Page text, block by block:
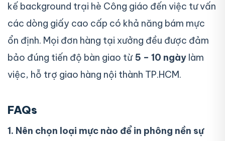
kế background trại hè Công giáo đến việc tư vấn
các dòng giấy cao cấp có khả năng bám mực
ổn định. Mọi đơn hàng tại xưởng đều được đảm
bảo đúng tiến độ bàn giao từ5 – 10 ngày làm
việc, hỗ trợ giao hàng nội thành TP.HCM.
FAQs
1. Nên chọn loại mực nào để in phông nền sự